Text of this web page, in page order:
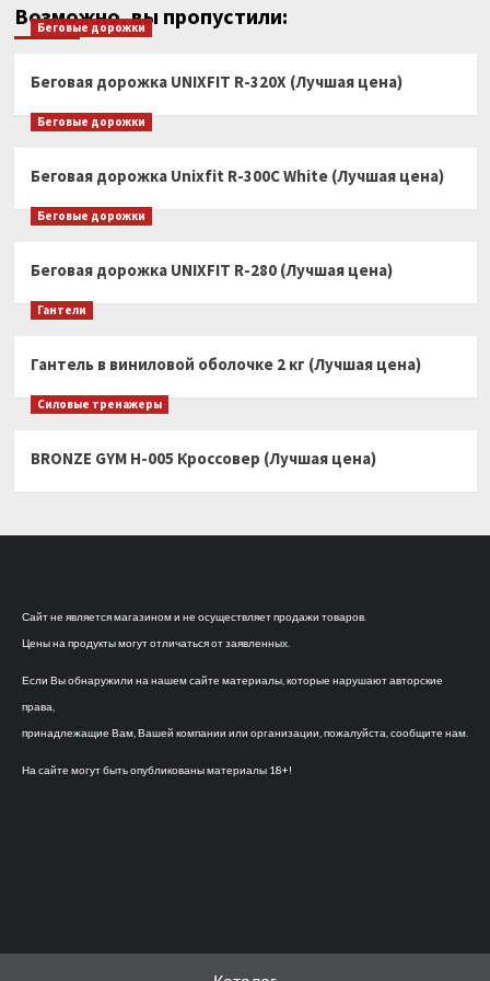
Возможно, вы пропустили:
Беговые дорожки
Беговая дорожка UNIXFIT R-320X (Лучшая цена)
Беговые дорожки
Беговая дорожка Unixfit R-300C White (Лучшая цена)
Беговые дорожки
Беговая дорожка UNIXFIT R-280 (Лучшая цена)
Гантели
Гантель в виниловой оболочке 2 кг (Лучшая цена)
Силовые тренажеры
BRONZE GYM H-005 Кроссовер (Лучшая цена)
Сайт не является магазином и не осуществляет продажи товаров.
Цены на продукты могут отличаться от заявленных.
Если Вы обнаружили на нашем сайте материалы, которые нарушают авторские
права,
принадлежащие Вам, Вашей компании или организации, пожалуйста, сообщите нам.
На сайте могут быть опубликованы материалы 18+!